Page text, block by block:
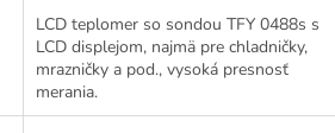
LCD teplomer so sondou TFY 0488s s
LCD displejom, najmä pre chladničky,
mrazničky a pod., vysoká presnosť
merania.